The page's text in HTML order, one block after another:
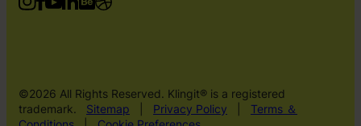
©2026 All Rights Reserved. Klingit® is a registered
trademark.
Sitemap Privacy Policy
Terms ＆